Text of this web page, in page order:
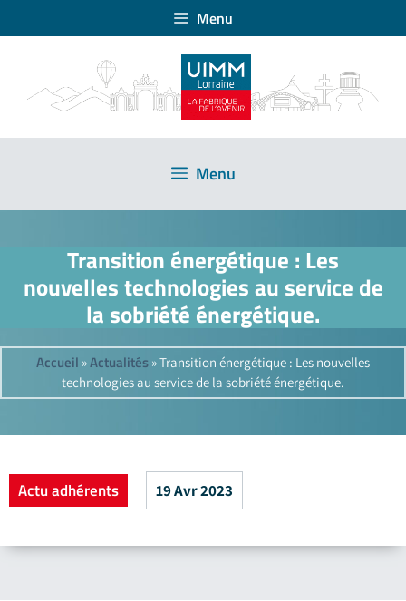
Menu
Menu
Transition énergétique : Les
nouvelles technologies au service de
la sobriété énergétique.
Accueil »Actualités »Transition énergétique : Les nouvelles
technologies au service de la sobriété énergétique.
Actu adhérents 19 Avr 2023